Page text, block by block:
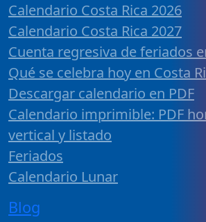
Calendario Costa Rica 2026
Calendario Costa Rica 2027
Cuenta regresiva de feriados
Qué se celebra hoy en Costa
Descargar calendario en PDF
Calendario imprimible: PDF
vertical y listado
Feriados
Calendario Lunar
Blog